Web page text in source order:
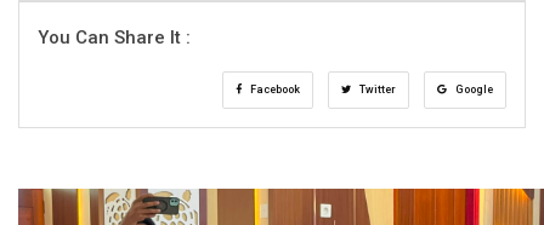
You Can Share It :
Facebook Twitter Google